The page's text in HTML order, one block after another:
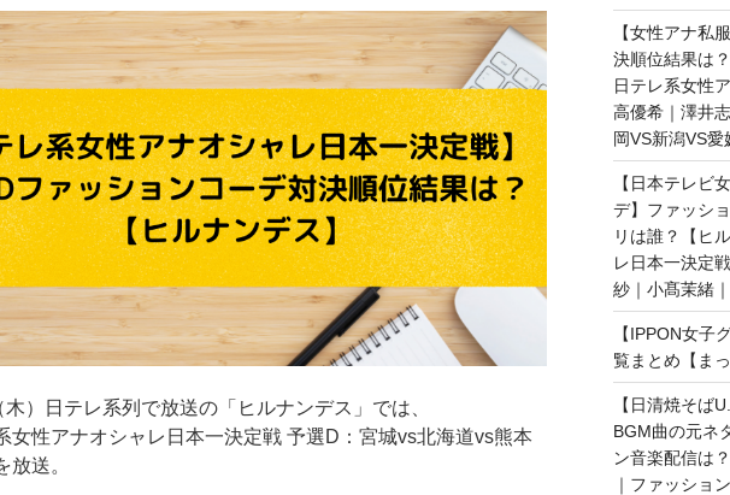
）日テレ系列で放送の「ヒルナンデス」では、
女性アナオシャレ日本一決定戦 予選D：宮城vs北海道vs熊本
放送。
【女性アナ私
決順位結果は
日テレ系女性
高優希｜澤井
岡VS新潟VS愛
【日本テレビ
デ】ファッシ
リは誰？【ヒ
レ日本一決定
紗｜小髙茉緒
【IPPON女子
覧まとめ【ま
【日清焼そば
BGM曲の元ネ
ン音楽配信は
｜ファッショ